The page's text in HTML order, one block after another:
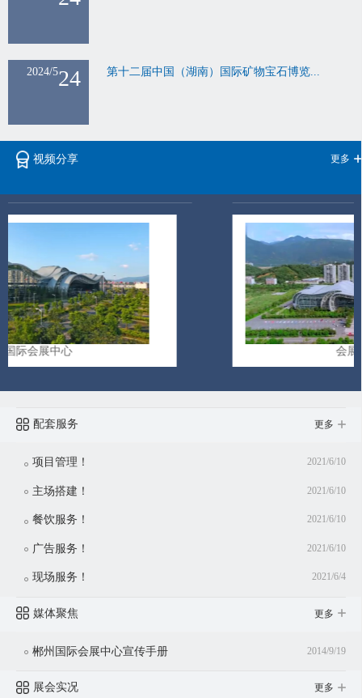
24
2024/5 第十二届中国（湖南）国际矿物宝石博览...
视频分享 更多
配套服务 更多
项目管理！ 2021/6/10
主场搭建！ 2021/6/10
餐饮服务！ 2021/6/10
广告服务！ 2021/6/10
现场服务！ 2021/6/4
媒体聚焦 更多
郴州国际会展中心宣传手册 2014/9/19
展会实况 更多